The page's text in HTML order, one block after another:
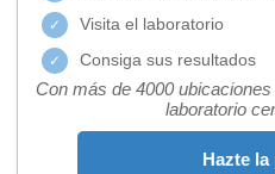
Visita el laboratorio
Consiga sus resultados
Con más de 4000
laboratorio
Hazte